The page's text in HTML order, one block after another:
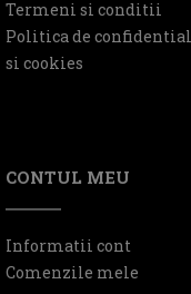
Termeni si conditii
Politica de
si cookies
CONTUL MEU
Informatii cont
Comenzile mele